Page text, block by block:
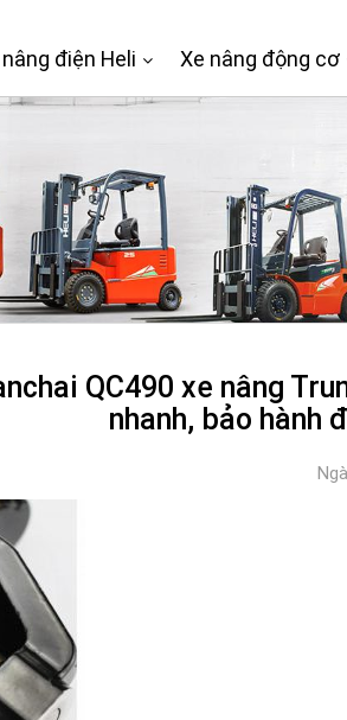
điện Heli Xe nâng động cơ
QC490 xe nâng
nhanh, bảo hành